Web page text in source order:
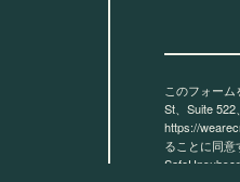
このフォー
St、Suite 522
https://
ることに同